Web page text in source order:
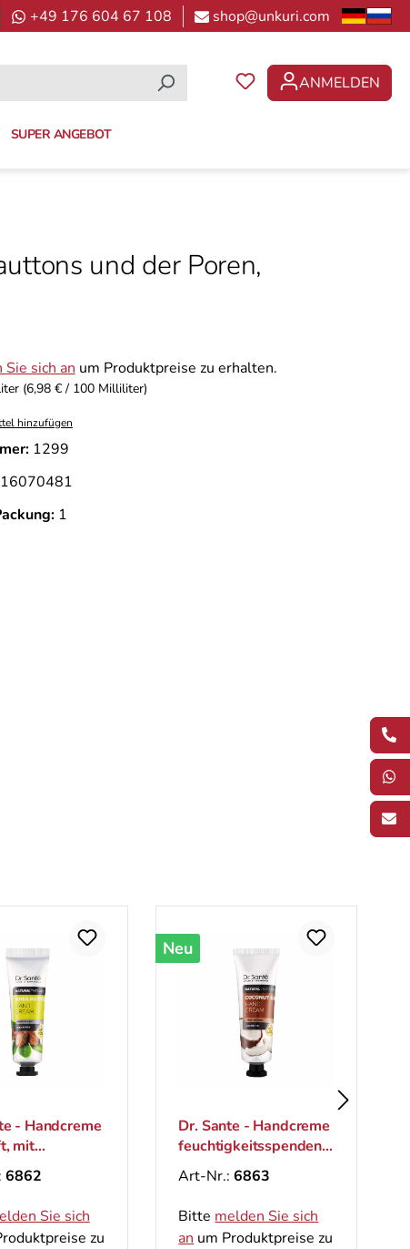
+49 176 604 67 108 shop@unkuri.com
DU HAST 0
ANMELDEN
SUPER ANGEBOT
und der Poren,
Sie sich an um Produktpreise zu erhalten.
(6,98 € / 100 Milliliter)
hinzufügen
1299
1
mit
30 ml
6862
Sie sich
zu
Neu
Dr. Sante - Handcreme
feuchtigkeitsspendend,
mit Kokosöl, 30 ml
Art-Nr.:6863
Bitte melden Sie sich
an um Produktpreise zu